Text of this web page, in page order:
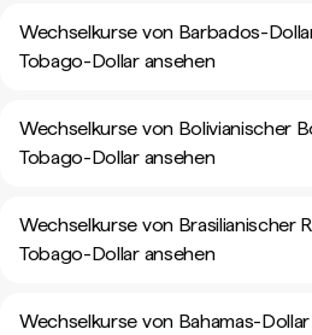
Wechselkurse von Barbados-
Tobago-Dollar ansehen
Wechselkurse von Bolivianischer
Tobago-Dollar ansehen
Wechselkurse von Brasilianischer
Tobago-Dollar ansehen
Wechselkurse von Bahamas-